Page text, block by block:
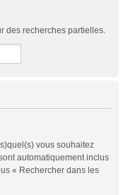
des recherches partielles.
vous souhaitez
automatiquement inclus
« Rechercher dans les